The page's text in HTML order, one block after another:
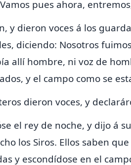
pues ahora,
y dieron voces á los
diciendo: Nosotros
allí hombre, ni voz de
y el campo como se
dieron voces, y
el rey de noche, y dijo á
los Siros. Ellos saben
y escondídose en el